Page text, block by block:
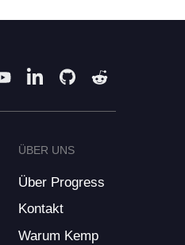
ÜBER UNS
Über Progress
Kontakt
Warum Kemp